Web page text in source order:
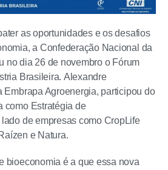
as oportunidades e os desafios
a Confederação Nacional da
no dia 26 de novembro o Fórum
Brasileira. Alexandre
Embrapa Agroenergia, participou do
como Estratégia de
de empresas como CropLife
e Natura.
bioeconomia é a que essa nova